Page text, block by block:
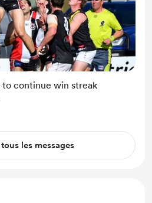
continue win streak
les messages